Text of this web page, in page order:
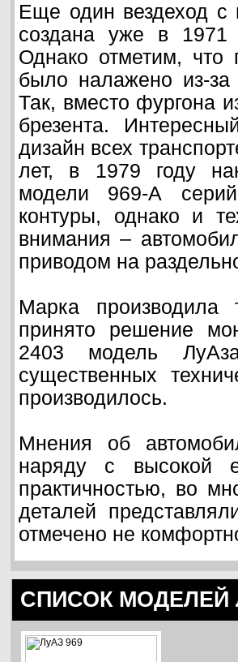
Еще один вездеход
создана уже в 1971
Однако отметим, что
было налажено из-за
Так, вместо фургона
брезента.
дизайн всех
лет, в 1979 году
модели 969-А
контуры, однако и
внимания –
приводом на
Марка
принято решение
2403 модель
существенных
производилось.
Мнения об
наряду с высокой
практичностью, во
деталей
отмечено не
СПИСОК МОДЕЛЕЙ